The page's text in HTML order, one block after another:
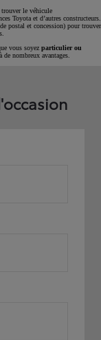
trouver le véhicule
Toyota et d’autres constructeurs.
postal et concession) pour trouver
vous soyez particulier ou
de nombreux avantages.